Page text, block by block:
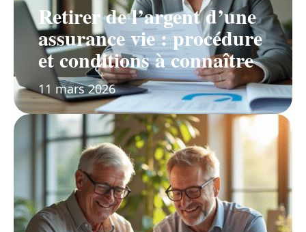
Retirer de l’argent d’une
assurance vie : procédure
et conditions à connaître
11 mars 2026